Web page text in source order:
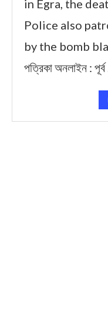
in Egra, the
Police also
by the bomb
পত্রিকা অনলাইন :